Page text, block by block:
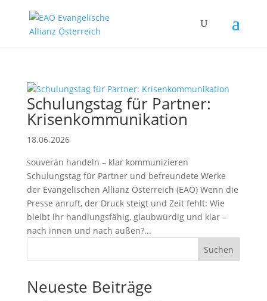
Schulungstag für Partner:
Krisenkommunikation
18.06.2026
souverän handeln – klar kommunizieren
Schulungstag für Partner und befreundete Werke
der Evangelischen Allianz Österreich (EAÖ) Wenn die
Presse anruft, der Druck steigt und Zeit fehlt: Wie
bleibt ihr handlungsfähig, glaubwürdig und klar –
nach innen und nach außen?...
Suchen
Neueste Beiträge